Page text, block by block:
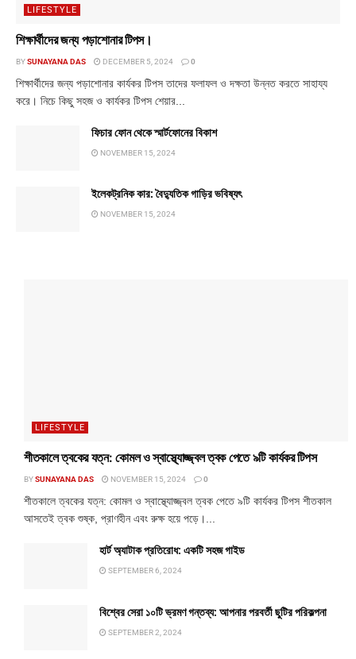
LIFESTYLE
শিক্ষার্থীদের জন্য পড়াশোনার টিপস।
BYSUNAYANA DAS DECEMBER 5, 2024 0
শিক্ষার্থীদের জন্য পড়াশোনার কার্যকর টিপস তাদের ফলাফল ও দক্ষতা উন্নত করতে সাহায্য
করে। নিচে কিছু সহজ ও কার্যকর টিপস শেয়ার...
ফিচার ফোন থেকে স্মার্টফোনের বিকাশ
NOVEMBER 15, 2024
ইলেকট্রনিক কার: বৈদ্যুতিক গাড়ির ভবিষ্যৎ
NOVEMBER 15, 2024
LIFESTYLE
শীতকালে ত্বকের যত্ন: কোমল ও স্বাস্থ্যোজ্জ্বল ত্বক পেতে ৯টি কার্যকর টিপস
BYSUNAYANA DAS NOVEMBER 15, 2024 0
শীতকালে ত্বকের যত্ন: কোমল ও স্বাস্থ্যোজ্জ্বল ত্বক পেতে ৯টি কার্যকর টিপস শীতকাল
আসতেই ত্বক শুষ্ক, প্রাণহীন এবং রুক্ষ হয়ে পড়ে।...
হার্ট অ্যাটাক প্রতিরোধ: একটি সহজ গাইড
SEPTEMBER 6, 2024
বিশ্বের সেরা ১০টি ভ্রমণ গন্তব্য: আপনার পরবর্তী ছুটির পরিকল্পনা
SEPTEMBER 2, 2024